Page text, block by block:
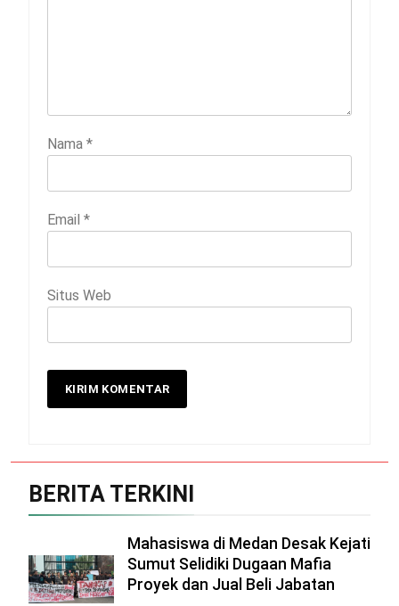
Nama *
Email *
Situs Web
BERITA TERKINI
Mahasiswa di Medan Desak Kejati
Sumut Selidiki Dugaan Mafia
Proyek dan Jual Beli Jabatan